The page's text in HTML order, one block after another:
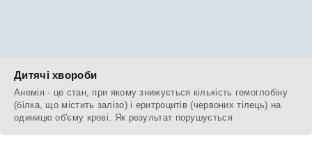
Дитячі хвороби
Анемія - це стан, при якому знижується кількість гемоглобіну
(білка, що містить залізо) і еритроцитів (червоних тілець) на
одиницю об'єму крові. Як результат порушується